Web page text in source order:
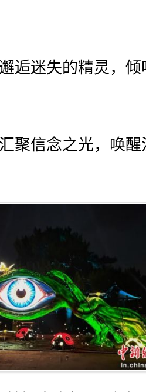
迷失的精灵，倾
信念之光，唤醒